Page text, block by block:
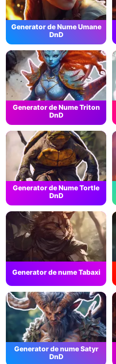
Generator de Nume Umane
DnD
Generator de Nume Triton
DnD
Generator de Nume Tortle
DnD
Generator de nume Tabaxi
Generator de nume Satyr
DnD